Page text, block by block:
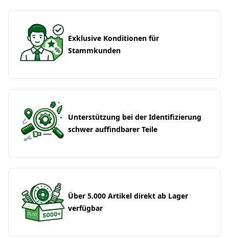
Exklusive Konditionen für
Stammkunden
Unterstützung bei der Identifizierung
schwer auffindbarer Teile
Über 5.000 Artikel direkt ab Lager
verfügbar